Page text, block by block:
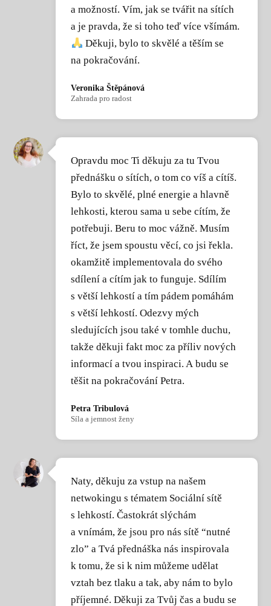
a možností. Vím, jak se tvářit na sítích
a je pravda, že si toho teď více všímám.
Děkuji, bylo to skvělé a těším se
na pokračování.
Veronika Štěpánová
Zahrada pro radost
Opravdu moc Ti děkuju za tu Tvou
přednášku o sítích, o tom co víš a cítíš.
Bylo to skvělé, plné energie a hlavně
lehkosti, kterou sama u sebe cítím, že
potřebuji. Beru to moc vážně. Musím
říct, že jsem spoustu věcí, co jsi řekla.
okamžitě implementovala do svého
sdílení a cítím jak to funguje. Sdílím
s větší lehkostí a tím pádem pomáhám
s větší lehkostí. Odezvy mých
sledujících jsou také v tomhle duchu,
takže děkuji fakt moc za příliv nových
informací a tvou inspiraci. A budu se
těšit na pokračování Petra.
Petra Tribulová
Síla a jemnost ženy
Naty, děkuju za vstup na našem
netwokingu s tématem Sociální sítě
s lehkostí. Častokrát slýchám
a vnímám, že jsou pro nás sítě “nutné
zlo” a Tvá přednáška nás inspirovala
k tomu, že si k nim můžeme udělat
vztah bez tlaku a tak, aby nám to bylo
příjemné. Děkuji za Tvůj čas a budu se